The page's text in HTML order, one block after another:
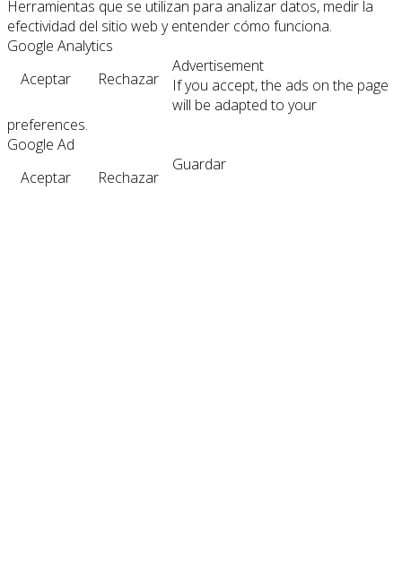
Herramientas que se utilizan para analizar datos, medir la
efectividad del sitio web y entender cómo funciona.
Google Analytics
Aceptar
Rechazar
Advertisement
If you accept, the ads on the page
will be adapted to your
preferences.
Google Ad
Aceptar
Rechazar
Guardar